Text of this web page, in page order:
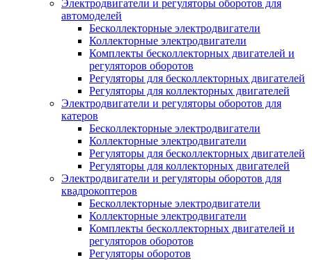
Электродвигатели и регуляторы оборотов для
автомоделей
Бесколлекторные электродвигатели
Коллекторные электродвигатели
Комплекты бесколлекторных двигателей и
регуляторов оборотов
Регуляторы для бесколлекторных двигателей
Регуляторы для коллекторных двигателей
Электродвигатели и регуляторы оборотов для
катеров
Бесколлекторные электродвигатели
Коллекторные электродвигатели
Регуляторы для бесколлекторных двигателей
Регуляторы для коллекторных двигателей
Электродвигатели и регуляторы оборотов для
квадрокоптеров
Бесколлекторные электродвигатели
Коллекторные электродвигатели
Комплекты бесколлекторных двигателей и
регуляторов оборотов
Регуляторы оборотов